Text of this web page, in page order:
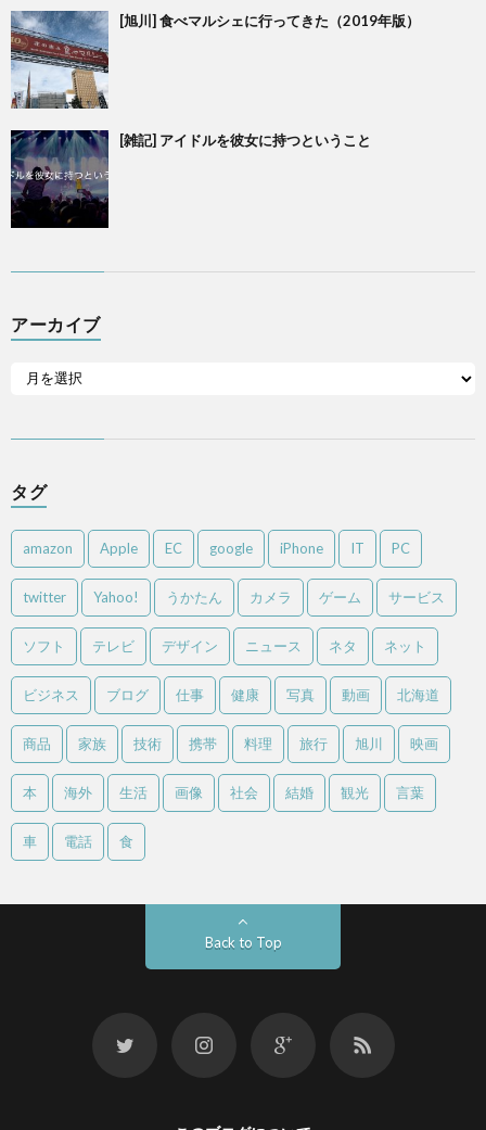
[旭川] 食べマルシェに行ってきた（2019年版）
[雑記] アイドルを彼女に持つということ
アーカイブ
タグ
amazon Apple EC google iPhone IT PC
twitter Yahoo! うかたん カメラ ゲーム サービス
ソフト テレビ デザイン ニュース ネタ ネット
ビジネス ブログ 仕事 健康 写真 動画 北海道
商品 家族 技術 携帯 料理 旅行 旭川 映画
本 海外 生活 画像 社会 結婚 観光 言葉
車 電話 食
Back to Top